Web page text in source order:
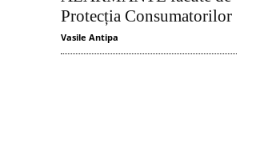
Protecția Consumatorilor
Vasile Antipa